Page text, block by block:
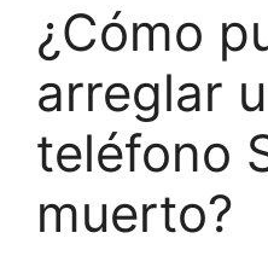
¿Cómo
arreglar
teléfono
muerto?